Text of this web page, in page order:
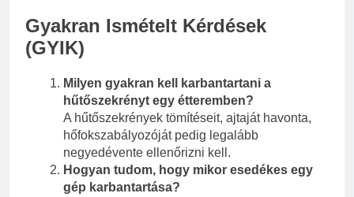
Gyakran Ismételt Kérdések
(GYIK)
Milyen gyakran kell karbantartani a
hűtőszekrényt egy étteremben?
A hűtőszekrények tömítéseit, ajtaját havonta,
hőfokszabályozóját pedig legalább
negyedévente ellenőrizni kell.
Hogyan tudom, hogy mikor esedékes egy
gép karbantartása?